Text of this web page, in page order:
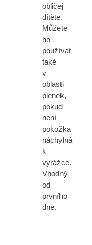
obličej
dítěte.
Můžete
ho
používat
také
v
oblasti
plenek,
pokud
není
pokožka
náchylná
k
vyrážce.
Vhodný
od
prvního
dne.